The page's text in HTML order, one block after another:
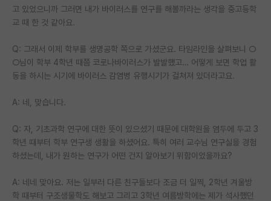
고 있었으니까 그러면 내가 바이러스를 연구를 해볼까라는 생각을 중고등학
교 때 한 것 같아요.
Q: 그래서 이제 학부를 생명공학 쪽으로 가셨군요. 타임라인을 살펴보니 ○
○님이 학부 4학년 때쯤 코로나바이러스가 발발했고… 어떻게 보면 학업 활
동을 하시는 시기에 바이러스 감염병 유행시기가 걸쳐져 있더라고요.
A: 네, 맞습니다.
Q: 자, 기초과학 연구에 대한 뜻이 있으셨기 때문에 대학원을 염두에 두고 3
학년 때부터 학부 연구생 생활을 하셨어요. 특히 여러 교수님 연구실을 경험
하셨는데, 내가 원하는 연구가 어떤 건지 알아보기 위함이었을까요?
A: 네네 맞아요. 저는 일부러 다른 친구들보다 조금 더 일찍, 2학년 겨울방
학 때부터 구조생물학도 해보고 그리고 3학년 여름방학에는 제가 석사했던